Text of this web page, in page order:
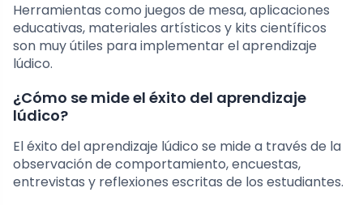
Herramientas como juegos de mesa, aplicaciones
educativas, materiales artísticos y kits científicos
son muy útiles para implementar el aprendizaje
lúdico.
¿Cómo se mide el éxito del aprendizaje
lúdico?
El éxito del aprendizaje lúdico se mide a través de la
observación de comportamiento, encuestas,
entrevistas y reflexiones escritas de los estudiantes.